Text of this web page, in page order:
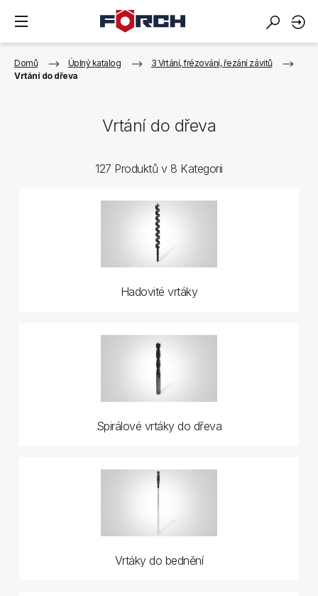
Domů Úplný katalog
3 Vrtání, frézování, řezání závitů
Vrtání do dřeva
Vrtání do dřeva
127 Produktů v 8 Kategorii
Hadovité vrtáky
Spirálové vrtáky do dřeva
Vrtáky do bednění